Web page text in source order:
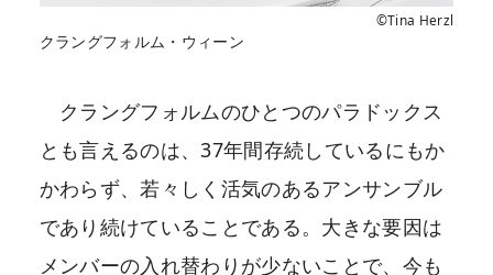
©Tina Herzl
クラングフォルム・ウィーン
クラングフォルムのひとつのパラドックス
とも言えるのは、37年間存続しているにもか
かわらず、若々しく活気のあるアンサンブル
であり続けていることである。大きな要因は
メンバーの入れ替わりが少ないことで、今も